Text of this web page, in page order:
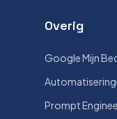
Overig
Google Mijn
Prompt